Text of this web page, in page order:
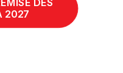
DES
2027